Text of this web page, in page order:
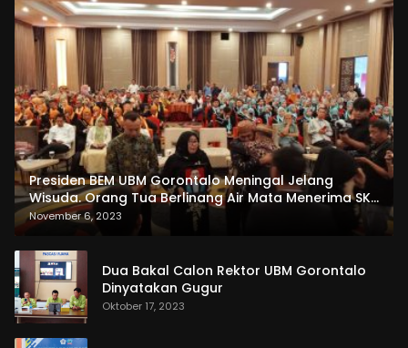
Presiden BEM UBM Gorontalo Meningal Jelang
Wisuda. Orang Tua Berlinang Air Mata Menerima SKL
dan Pemasangan Salempang
November 6, 2023
Dua Bakal Calon Rektor UBM Gorontalo
Dinyatakan Gugur
Oktober 17, 2023